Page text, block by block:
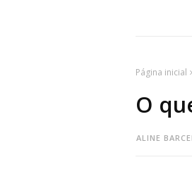
Página inicial
O
ALINE